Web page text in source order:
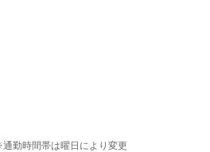
勤時間帯は曜日により変更